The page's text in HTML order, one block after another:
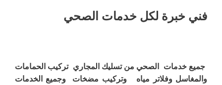
فني خبرة لكل خدمات الصحي
جميع خدمات الصحي من تسليك المجاري تركيب الحمامات
والمغاسل وفلاتر مياه وتركيب مضخات وجميع الخدمات